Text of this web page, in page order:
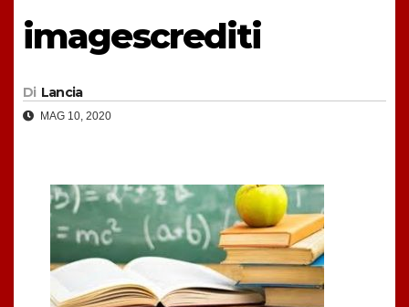
imagescrediti
Di Lancia
MAG 10, 2020